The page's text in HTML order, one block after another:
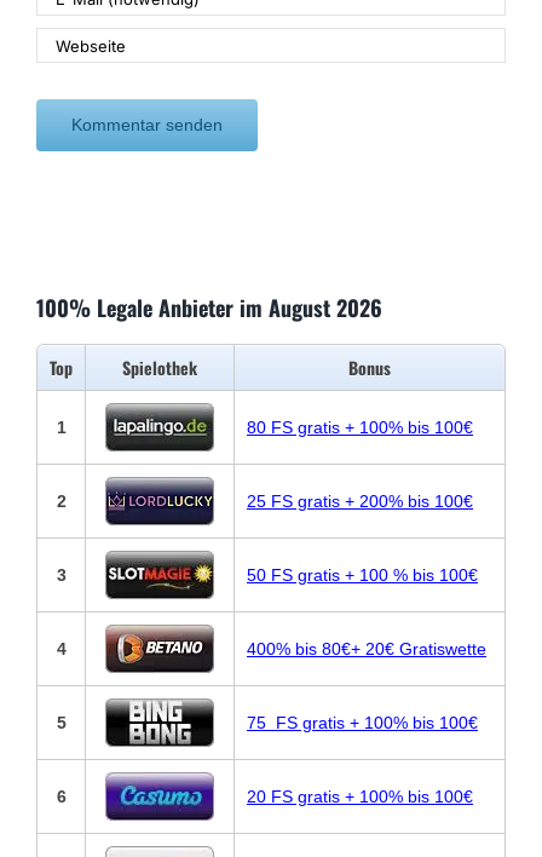
100% Legale Anbieter im August 2026
Top Spielothek Bonus
1 80 FS gratis + 100% bis 100€
2 25 FS gratis + 200% bis 100€
3 50 FS gratis + 100 % bis 100€
4 400% bis 80€+ 20€ Gratiswette
5 75 FS gratis + 100% bis 100€
6 20 FS gratis + 100% bis 100€